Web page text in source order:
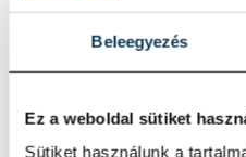
Beleegyezés
Ez a weboldal sütiket
Sütiket használunk a
Nielsen